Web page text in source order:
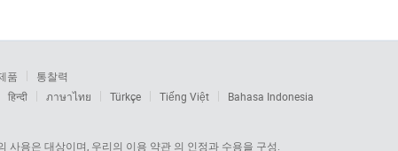
품
통찰력
हिन्दी ภาษาไทย Türkçe Tiếng Việt Bahasa Indonesia
용은 대상이며, 우리의 이용 약관 의 인정과 수용을 구성.